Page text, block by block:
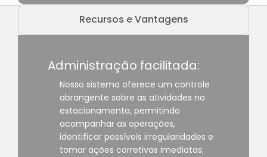
Recursos e Vantagens
Administração facilitada:
Nosso sistema oferece um controle
abrangente sobre as atividades no
estacionamento, permitindo
acompanhar as operações,
identificar possíveis irregularidades e
tomar ações corretivas imediatas;